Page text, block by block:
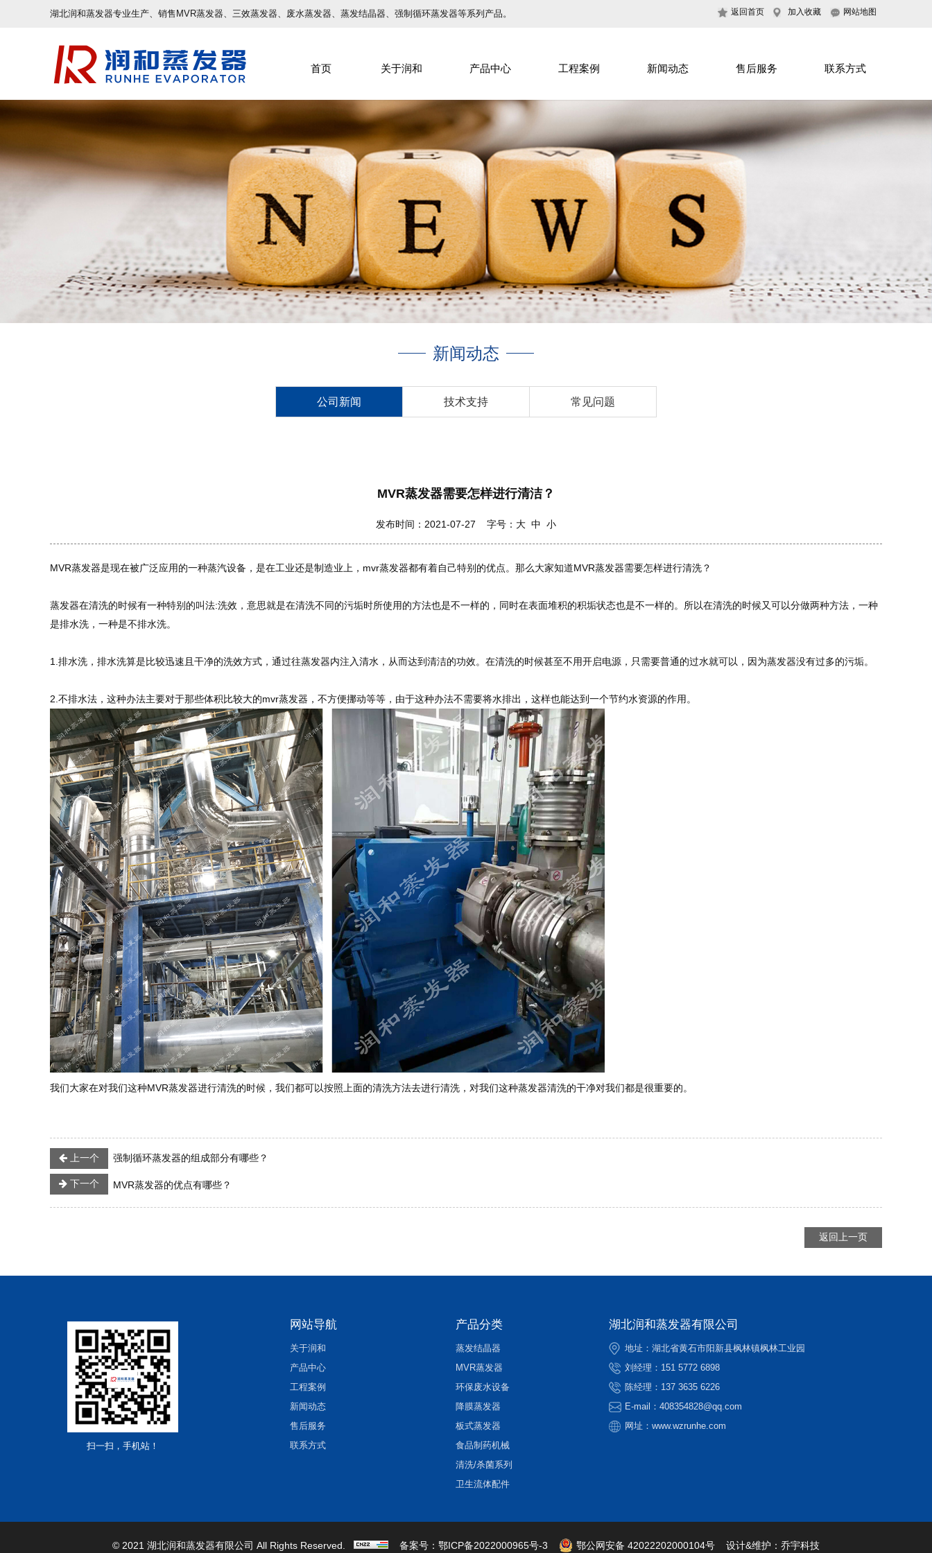
湖北润和蒸发器专业生产、销售MVR蒸发器、三效蒸发器、废水蒸发器、蒸发结晶器、强制循环蒸发器等系列产品。 返回首页 加入收藏 网站地图
首页 关于润和 产品中心 工程案例 新闻动态 售后服务 联系方式
新闻动态
公司新闻 技术支持 常见问题
MVR蒸发器需要怎样进行清洁？
发布时间：2021-07-27 字号： 大 中 小
MVR蒸发器是现在被广泛应用的一种蒸汽设备，是在工业还是制造业上，mvr蒸发器都有着自己特别的优点。那么大家知道MVR蒸发器需要怎样进行清洗？
蒸发器在清洗的时候有一种特别的叫法:洗效，意思就是在清洗不同的污垢时所使用的方法也是不一样的，同时在表面堆积的积垢状态也是不一样的。所以在清洗的时候又可以分做两种方法，一种
是排水洗，一种是不排水洗。
1.排水洗，排水洗算是比较迅速且干净的洗效方式，通过往蒸发器内注入清水，从而达到清洁的功效。在清洗的时候甚至不用开启电源，只需要普通的过水就可以，因为蒸发器没有过多的污垢。
2.不排水法，这种办法主要对于那些体积比较大的mvr蒸发器，不方便挪动等等，由于这种办法不需要将水排出，这样也能达到一个节约水资源的作用。
我们大家在对我们这种MVR蒸发器进行清洗的时候，我们都可以按照上面的清洗方法去进行清洗，对我们这种蒸发器清洗的干净对我们都是很重要的。
上一个 强制循环蒸发器的组成部分有哪些？
下一个 MVR蒸发器的优点有哪些？
返回上一页
扫一扫，手机站！
网站导航
关于润和
产品中心
工程案例
新闻动态
售后服务
联系方式
产品分类
蒸发结晶器
MVR蒸发器
环保废水设备
降膜蒸发器
板式蒸发器
食品制药机械
清洗/杀菌系列
卫生流体配件
湖北润和蒸发器有限公司
地址：湖北省黄石市阳新县枫林镇枫林工业园
刘经理： 151 5772 6898
陈经理： 137 3635 6226
E-mail： 408354828@qq.com
网址： www.wzrunhe.com
© 2021 湖北润和蒸发器有限公司 All Rights Reserved. 备案号： 鄂ICP备2022000965号-3 鄂公网安备 42022202000104号 设计&维护： 乔宇科技